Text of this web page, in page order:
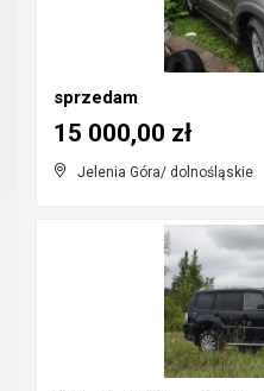
sprzedam
Jelenia Góra/ dolnośląskie
15 000,00 zł